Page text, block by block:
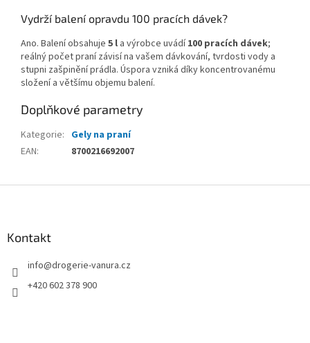
Vydrží balení opravdu 100 pracích dávek?
Ano. Balení obsahuje 5 l a výrobce uvádí 100 pracích dávek;
reálný počet praní závisí na vašem dávkování, tvrdosti vody a
stupni zašpinění prádla. Úspora vzniká díky koncentrovanému
složení a většímu objemu balení.
Doplňkové parametry
Kategorie: Gely na praní
EAN: 8700216692007
Kontakt
info@drogerie-vanura.cz
+420 602 378 900